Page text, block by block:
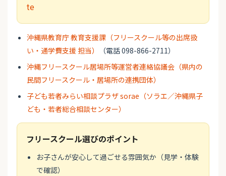
te
沖縄県教育庁 教育支援課（フリースクール等の出席扱
い・通学費支援 担当）
（電話 098-866-2711）
沖縄フリースクール居場所等運営者連絡協議会（県内の
民間フリースクール・居場所の連携団体）
子ども若者みらい相談プラザ sorae（ソラエ／沖縄県子
ども・若者総合相談センター）
フリースクール選びのポイント
お子さんが安心して過ごせる雰囲気か（見学・体験
で確認）